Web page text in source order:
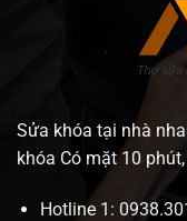
Sửa khóa tại nhà
khóa Có mặt 10
Hotline 1: